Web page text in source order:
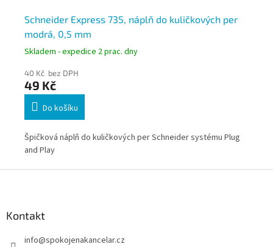
Schneider Express 735, náplň do kuličkových per
modrá, 0,5 mm
Skladem - expedice 2 prac. dny
40 Kč bez DPH
49 Kč
Do košíku
Špičková náplň do kuličkových per Schneider systému Plug
and Play
Kontakt
info@spokojenakancelar.cz